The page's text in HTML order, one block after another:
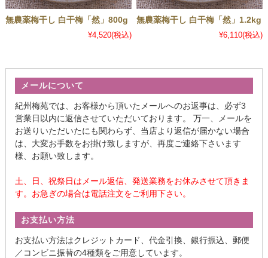
無農薬梅干し 白干梅「然」800g
¥4,520(税込)
無農薬梅干し 白干梅「然」1.2kg
¥6,110(税込)
メールについて
紀州梅苑では、お客様から頂いたメールへのお返事は、必ず3
営業日以内に返信させていただいております。 万一、メールを
お送りいただいたにも関わらず、当店より返信が届かない場合
は、大変お手数をお掛け致しますが、再度ご連絡下さいます
様、お願い致します。
土、日、祝祭日はメール返信、発送業務をお休みさせて頂きま
す。お急ぎの場合は電話注文をご利用下さい。
お支払い方法
お支払い方法はクレジットカード、代金引換、銀行振込、郵便
／コンビニ振替の4種類をご用意しています。